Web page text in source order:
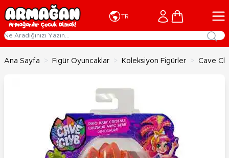
İçeriğe geç
TR Cart
Ana Sayfa > Figür Oyuncaklar > Koleksiyon Figürler > Cave